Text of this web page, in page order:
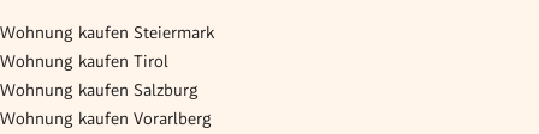
Wohnung kaufen Steiermark
Wohnung kaufen Tirol
Wohnung kaufen Salzburg
Wohnung kaufen Vorarlberg